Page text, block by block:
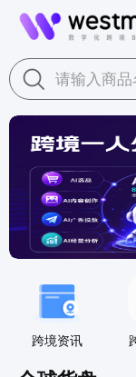
请输入商
跨境资讯